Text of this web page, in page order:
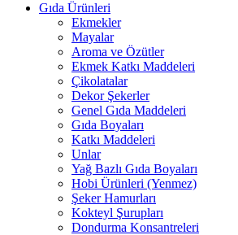
Gıda Ürünleri
Ekmekler
Mayalar
Aroma ve Özütler
Ekmek Katkı Maddeleri
Çikolatalar
Dekor Şekerler
Genel Gıda Maddeleri
Gıda Boyaları
Katkı Maddeleri
Unlar
Yağ Bazlı Gıda Boyaları
Hobi Ürünleri (Yenmez)
Şeker Hamurları
Kokteyl Şurupları
Dondurma Konsantreleri